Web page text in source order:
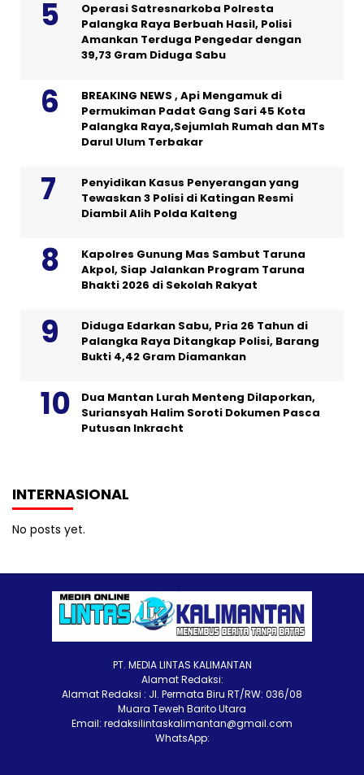
Operasi Satresnarkoba Polresta
Palangka Raya Berbuah Hasil, Polisi
Amankan Terduga Pengedar dengan
39,73 Gram Diduga Sabu
BREAKING NEWS , Api Mengamuk di
Permukiman Padat Gang Sari 45 Kota
Palangka Raya,Sejumlah Rumah dan MTs
Darul Ulum Terbakar
Penyidikan Kasus Penyerangan yang
Tewaskan 3 Polisi di Katingan Resmi
Diambil Alih Polda Kalteng
Kapolres Gunung Mas Sambut Taruna
Akpol, Siap Jalankan Program Taruna
Bhakti 2026 di Sekolah Rakyat
Diduga Edarkan Sabu, Pria 26 Tahun di
Palangka Raya Ditangkap Polisi, Barang
Bukti 4,42 Gram Diamankan
Dua Mantan Lurah Menteng Dilaporkan,
Suriansyah Halim Soroti Dokumen Pasca
Putusan Inkracht
INTERNASIONAL
No posts yet.
PT. MEDIA LINTAS KALIMANTAN
Alamat Redaksi:
Alamat Redaksi : Jl. Permata Biru RT/RW: 036/08
Muara Teweh Barito Utara
Email: redaksilintaskalimantan@gmail.com
WhatsApp: